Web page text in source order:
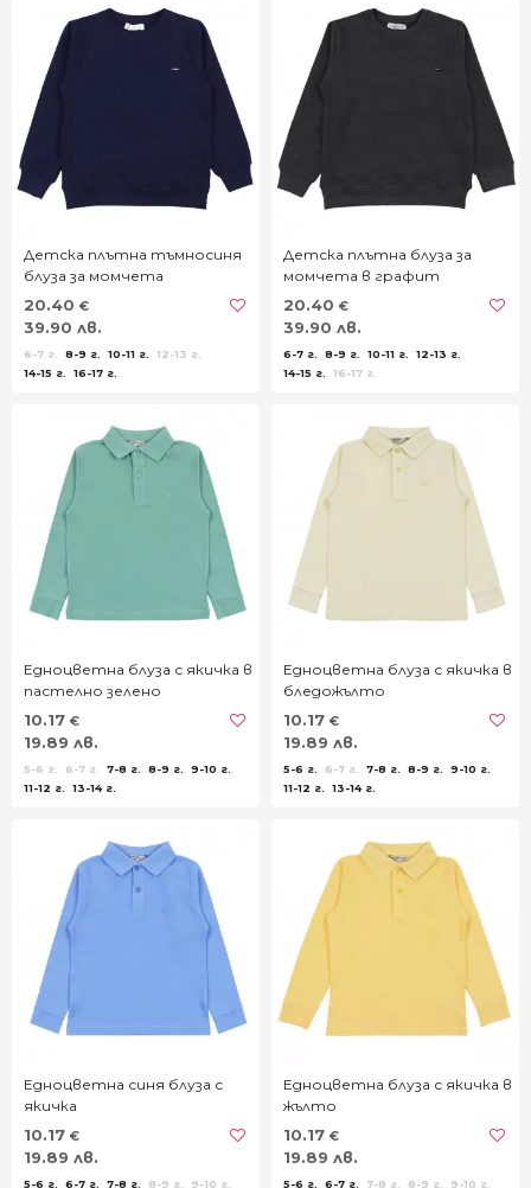
Детска плътна тъмносиня
блуза за момчета
20.40 €
39.90 лв.
6-7 г. 8-9 г. 10-11 г.
12-13 г.
14-15 г.
16-17 г.
Детска плътна блуза за
момчета в графит
20.40 €
39.90 лв.
6-7 г. 8-9 г. 10-11 г.
12-13 г.
14-15 г.
16-17 г.
Едноцветна блуза с якичка в
пастелно зелено
10.17 €
19.89 лв.
5-6 г. 6-7 г. 7-8 г. 8-9 г.
9-10 г.
11-12 г.
13-14 г.
Едноцветна блуза с якичка в
бледожълто
10.17 €
19.89 лв.
5-6 г. 6-7 г. 7-8 г. 8-9 г.
9-10 г.
11-12 г.
13-14 г.
Едноцветна синя блуза с
якичка
10.17 €
19.89 лв.
5-6 г. 6-7 г. 7-8 г. 8-9 г. 9-10 г.
Едноцветна блуза с якичка в
жълто
10.17 €
19.89 лв.
5-6 г. 6-7 г. 7-8 г. 8-9 г. 9-10 г.